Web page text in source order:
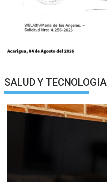
SALUD Y TECNOLOGIA